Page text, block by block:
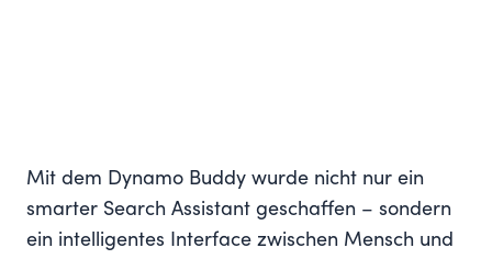
Mit dem Dynamo Buddy wurde nicht nur ein
smarter Search Assistant geschaffen – sondern
ein intelligentes Interface zwischen Mensch und